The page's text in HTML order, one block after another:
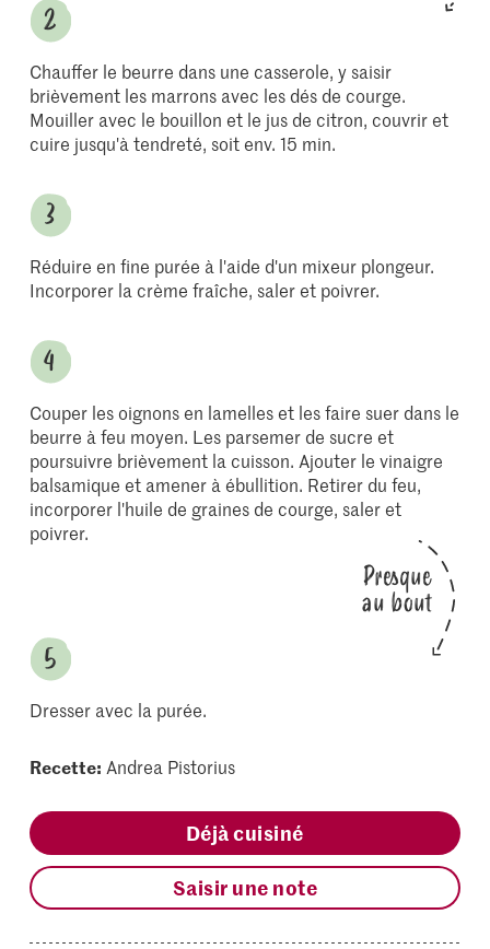
Chauffer le beurre dans une casserole, y saisir
brièvement les marrons avec les dés de courge.
Mouiller avec le bouillon et le jus de citron, couvrir et
cuire jusqu'à tendreté, soit env. 15 min.
Réduire en fine purée à l'aide d'un mixeur plongeur.
Incorporer la crème fraîche, saler et poivrer.
Couper les oignons en lamelles et les faire suer dans le
beurre à feu moyen. Les parsemer de sucre et
poursuivre brièvement la cuisson. Ajouter le vinaigre
balsamique et amener à ébullition. Retirer du feu,
incorporer l'huile de graines de courge, saler et
poivrer.
Presque
au bout
Dresser avec la purée.
Recette: Andrea Pistorius
Déjà cuisiné
Saisir une note